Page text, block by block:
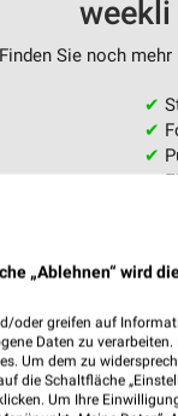
weekli
Finden Sie noch
✔
✔
✔
✔
„Ablehnen“ wird
oder greifen auf
Daten zu
Um dem zu
die Schaltfläche
Um Ihre